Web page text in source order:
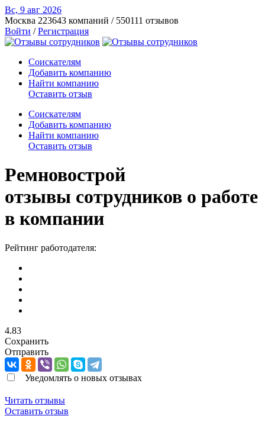
Вс, 9 авг 2026
Москва 223643 компаний / 550111 отзывов
Войти /Регистрация
Соискателям
Добавить компанию
Найти компанию
Оставить отзыв
Соискателям
Добавить компанию
Найти компанию
Оставить отзыв
Ремновострой
отзывы сотрудников о работе
в компании
Рейтинг работодателя:
4.83
Сохранить
Отправить
Уведомлять о новых отзывах
Читать отзывы
Оставить отзыв